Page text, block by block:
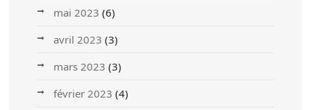
mai 2023 (6)
avril 2023 (3)
mars 2023 (3)
février 2023 (4)